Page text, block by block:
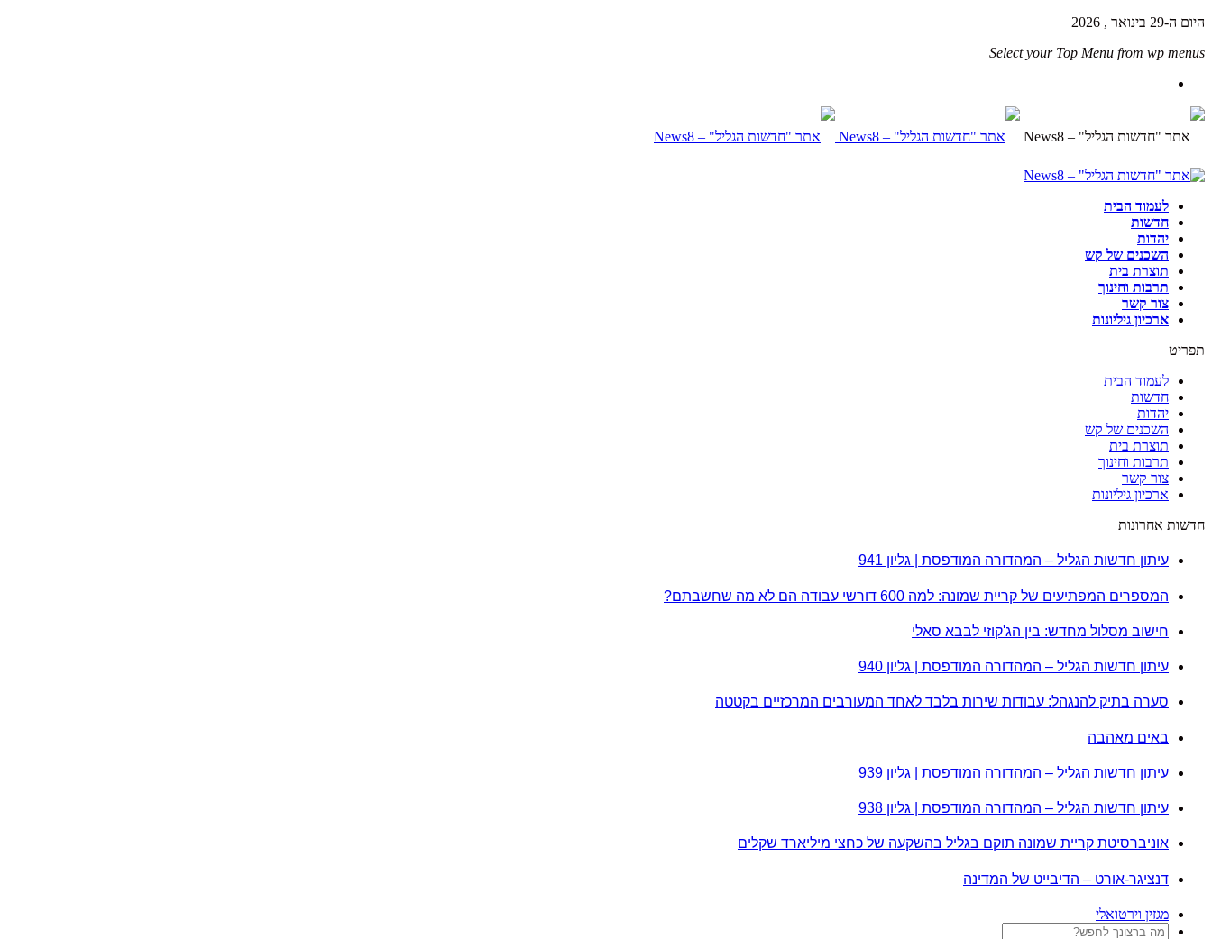
היום ה-29 בינואר , 2026
Select your Top Menu from wp menus
לעמוד הבית
חדשות
יהדות
השכנים של קש
תוצרת בית
תרבות וחינוך
צור קשר
ארכיון גיליונות
תפריט
לעמוד הבית
חדשות
יהדות
השכנים של קש
תוצרת בית
תרבות וחינוך
צור קשר
ארכיון גיליונות
חדשות אחרונות
עיתון חדשות הגליל – המהדורה המודפסת | גליון 941
המספרים המפתיעים של קריית שמונה: למה 600 דורשי עבודה הם לא מה שחשבתם?
חישוב מסלול מחדש: בין הג'קוזי לבבא סאלי
עיתון חדשות הגליל – המהדורה המודפסת | גליון 940
סערה בתיק להנגהל: עבודות שירות בלבד לאחד המעורבים המרכזיים בקטטה
באים מאהבה
עיתון חדשות הגליל – המהדורה המודפסת | גליון 939
עיתון חדשות הגליל – המהדורה המודפסת | גליון 938
אוניברסיטת קריית שמונה תוקם בגליל בהשקעה של כחצי מיליארד שקלים
דנציגר-אורט – הדיבייט של המדינה
מגזין וירטואלי